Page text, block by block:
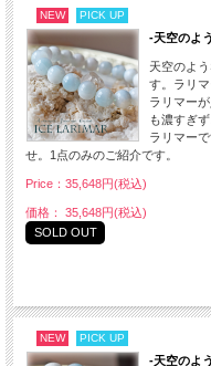
NEW PICK UP
-天空のよ
天空のよ
す。ラリ
ラリマー
も濃すぎ
ラリマー
せ。1点のみのご紹介です。
Price：35,648円(税込)
価格： 35,648円(税込)
SOLD OUT
NEW PICK UP
-天空のよ